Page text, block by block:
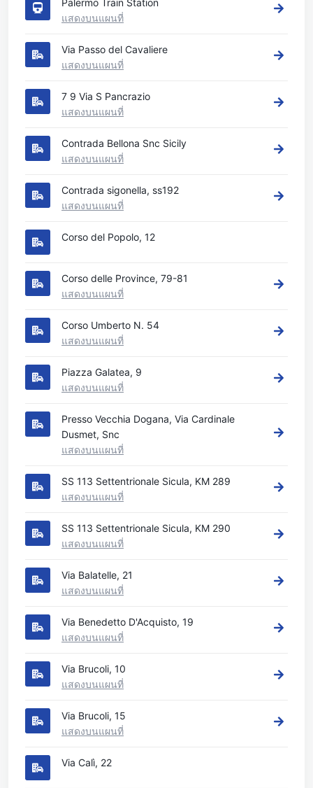
แสดงบนแผนที่
Via Passo del Cavaliere
แสดงบนแผนที่
7 9 Via S Pancrazio
แสดงบนแผนที่
Contrada Bellona Snc Sicily
แสดงบนแผนที่
Contrada sigonella, ss192
แสดงบนแผนที่
Corso del Popolo, 12
Corso delle Province, 79-81
แสดงบนแผนที่
Corso Umberto N. 54
แสดงบนแผนที่
Piazza Galatea, 9
แสดงบนแผนที่
Presso Vecchia Dogana, Via Cardinale
Dusmet, Snc
แสดงบนแผนที่
SS 113 Settentrionale Sicula, KM 289
แสดงบนแผนที่
SS 113 Settentrionale Sicula, KM 290
แสดงบนแผนที่
Via Balatelle, 21
แสดงบนแผนที่
Via Benedetto D'Acquisto, 19
แสดงบนแผนที่
Via Brucoli, 10
แสดงบนแผนที่
Via Brucoli, 15
แสดงบนแผนที่
Via Calì, 22